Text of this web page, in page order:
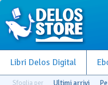
Libri Delos Digital
Sfoglia per Ultimi arrivi